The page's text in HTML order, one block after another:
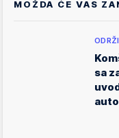
MOŽDA ĆE VAS
sa